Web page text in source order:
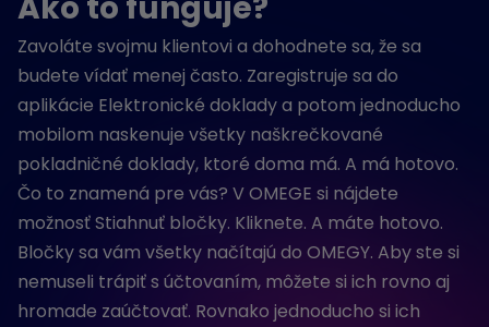
Zavoláte svojmu klientovi a dohodnete sa, že sa
budete vídať menej často. Zaregistruje sa do
aplikácie Elektronické doklady a potom jednoducho
mobilom naskenuje všetky naškrečkované
pokladničné doklady, ktoré doma má. A má hotovo.
Čo to znamená pre vás? V OMEGE si nájdete
možnosť Stiahnuť bločky. Kliknete. A máte hotovo.
Bločky sa vám všetky načítajú do OMEGY. Aby ste si
nemuseli trápiť s účtovaním, môžete si ich rovno aj
hromade zaúčtovať. Rovnako jednoducho si ich